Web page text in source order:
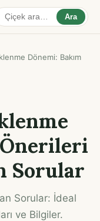
Ara
Dönemi: Bakım
Önerileri
Sorular
Sorular: İdeal
ve Bilgiler.